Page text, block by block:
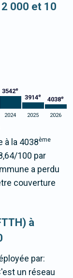
000 et 10
3542e
3914e
4038e
2024 2025 2026
à la 4038ème
100 par
a perdu
couverture
à
par:
un réseau